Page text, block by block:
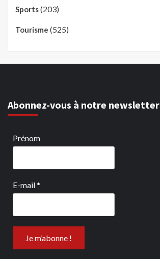
Sports(203)
Tourisme (525)
Abonnez-vous à notre newsletter
Prénom
E-mail*